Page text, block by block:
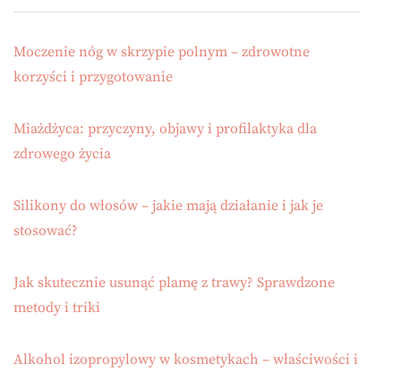
Moczenie nóg w skrzypie polnym – zdrowotne
korzyści i przygotowanie
Miażdżyca: przyczyny, objawy i profilaktyka dla
zdrowego życia
Silikony do włosów – jakie mają działanie i jak je
stosować?
Jak skutecznie usunąć plamę z trawy? Sprawdzone
metody i triki
Alkohol izopropylowy w kosmetykach – właściwości i